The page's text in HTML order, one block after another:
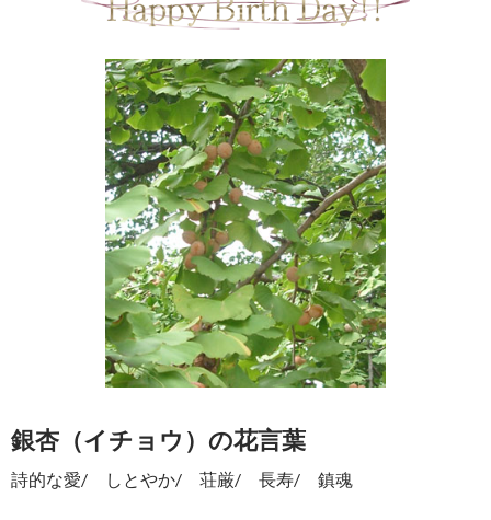
銀杏（イチョウ）の花言葉
詩的な愛/ しとやか/ 荘厳/ 長寿/ 鎮魂